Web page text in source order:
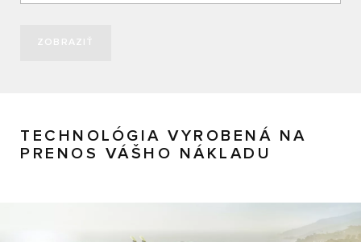
ZOBRAZIŤ
TECHNOLÓGIA VYROBENÁ NA
PRENOS VÁŠHO NÁKLADU